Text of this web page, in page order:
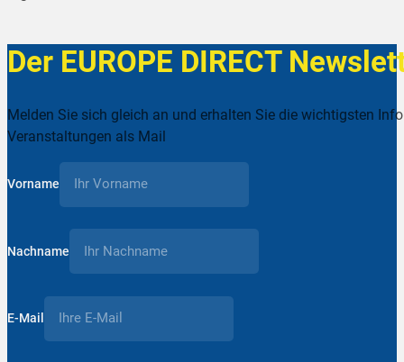
Der EUROPE DIRECT
Melden Sie sich gleich an und erhalten Sie die wichtigsten
Veranstaltungen als Mail
Vorname
Nachname
E-Mail